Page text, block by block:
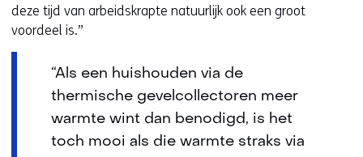
deze tijd van arbeidskrapte natuurlijk ook een groot
voordeel is.”
“Als een huishouden via de
thermische gevelcollectoren meer
warmte wint dan benodigd, is het
toch mooi als die warmte straks via